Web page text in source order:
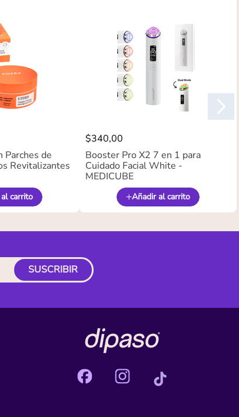
Parches de
Revitalizantes
carrito
$340,00
Booster Pro X2 7 en 1 para
Cuidado Facial White -
MEDICUBE
Añadir al carrito
SUSCRIBIR